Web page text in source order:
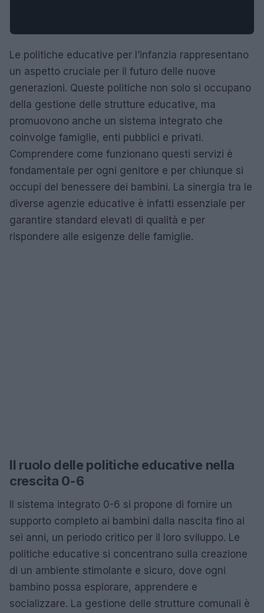
Le politiche educative per l’infanzia rappresentano
un aspetto cruciale per il futuro delle nuove
generazioni. Queste politiche non solo si occupano
della gestione delle strutture educative, ma
promuovono anche un sistema integrato che
coinvolge famiglie, enti pubblici e privati.
Comprendere come funzionano questi servizi è
fondamentale per ogni genitore e per chiunque si
occupi del benessere dei bambini. La sinergia tra le
diverse agenzie educative è infatti essenziale per
garantire standard elevati di qualità e per
rispondere alle esigenze delle famiglie.
Il ruolo delle politiche educative nella
crescita 0-6
Il sistema integrato 0-6 si propone di fornire un
supporto completo ai bambini dalla nascita fino ai
sei anni, un periodo critico per il loro sviluppo. Le
politiche educative si concentrano sulla creazione
di un ambiente stimolante e sicuro, dove ogni
bambino possa esplorare, apprendere e
socializzare. La gestione delle strutture comunali è